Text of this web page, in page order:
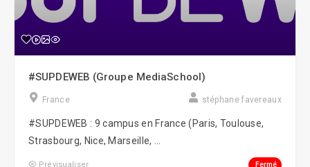
#SUPDEWEB (Groupe MediaSchool)
France stéphane favereaux
#SUPDEWEB : 9 campus en France (Paris, Toulouse,
Strasbourg, Nice, Marseille, ...
Prévisualiser Fermé